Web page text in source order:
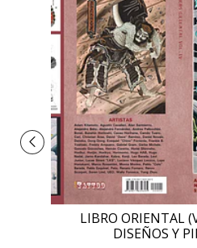
LIBRO ORIENTAL
DISEÑOS Y